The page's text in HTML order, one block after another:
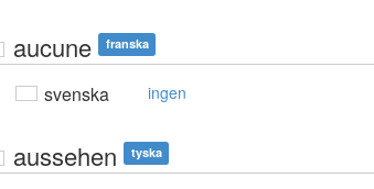
aucune franska
svenska ingen
aussehen tyska